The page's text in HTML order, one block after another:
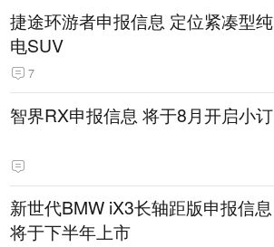
捷途环游者申报信息 定位紧凑型纯
电SUV
7
智界RX申报信息 将于8月开启小订
新世代BMW iX3长轴距版申报信息
将于下半年上市